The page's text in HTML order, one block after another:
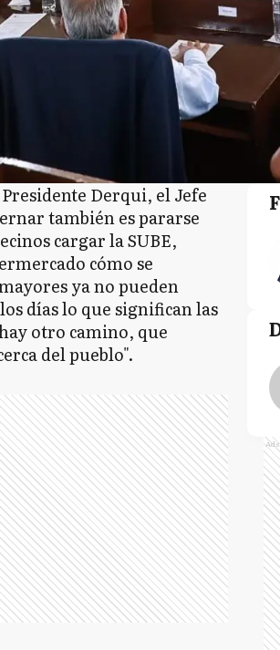
Derqui, el Jefe
también es pararse
cargar la SUBE,
cómo se
ya no pueden
días lo que significan las
otro camino, que
del pueblo".
Ads